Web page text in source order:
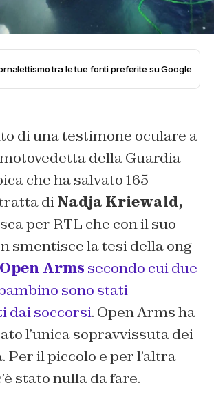
tra le tue fonti preferite su Google
di una testimone oculare a
della Guardia
che ha salvato 165
diNadja Kriewald,
per RTL che con il suo
smentisce la tesi della ong
Arms secondo cui due
sono stati
dai soccorsi. Open Arms ha
l’unica sopravvissuta dei
Per il piccolo e per l’altra
stato nulla da fare.